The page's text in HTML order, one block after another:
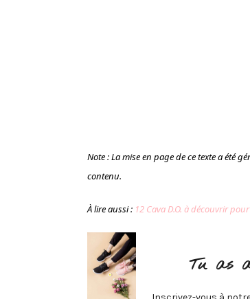
Note : La mise en page de ce texte a été
contenu.
À lire aussi : 12 Cava D.O. à découvrir
Tu as